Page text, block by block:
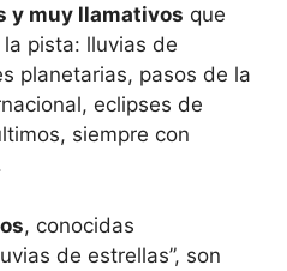
y muy llamativos que
pista: lluvias de
planetarias, pasos de la
eclipses de
siempre con
, conocidas
de estrellas”, son